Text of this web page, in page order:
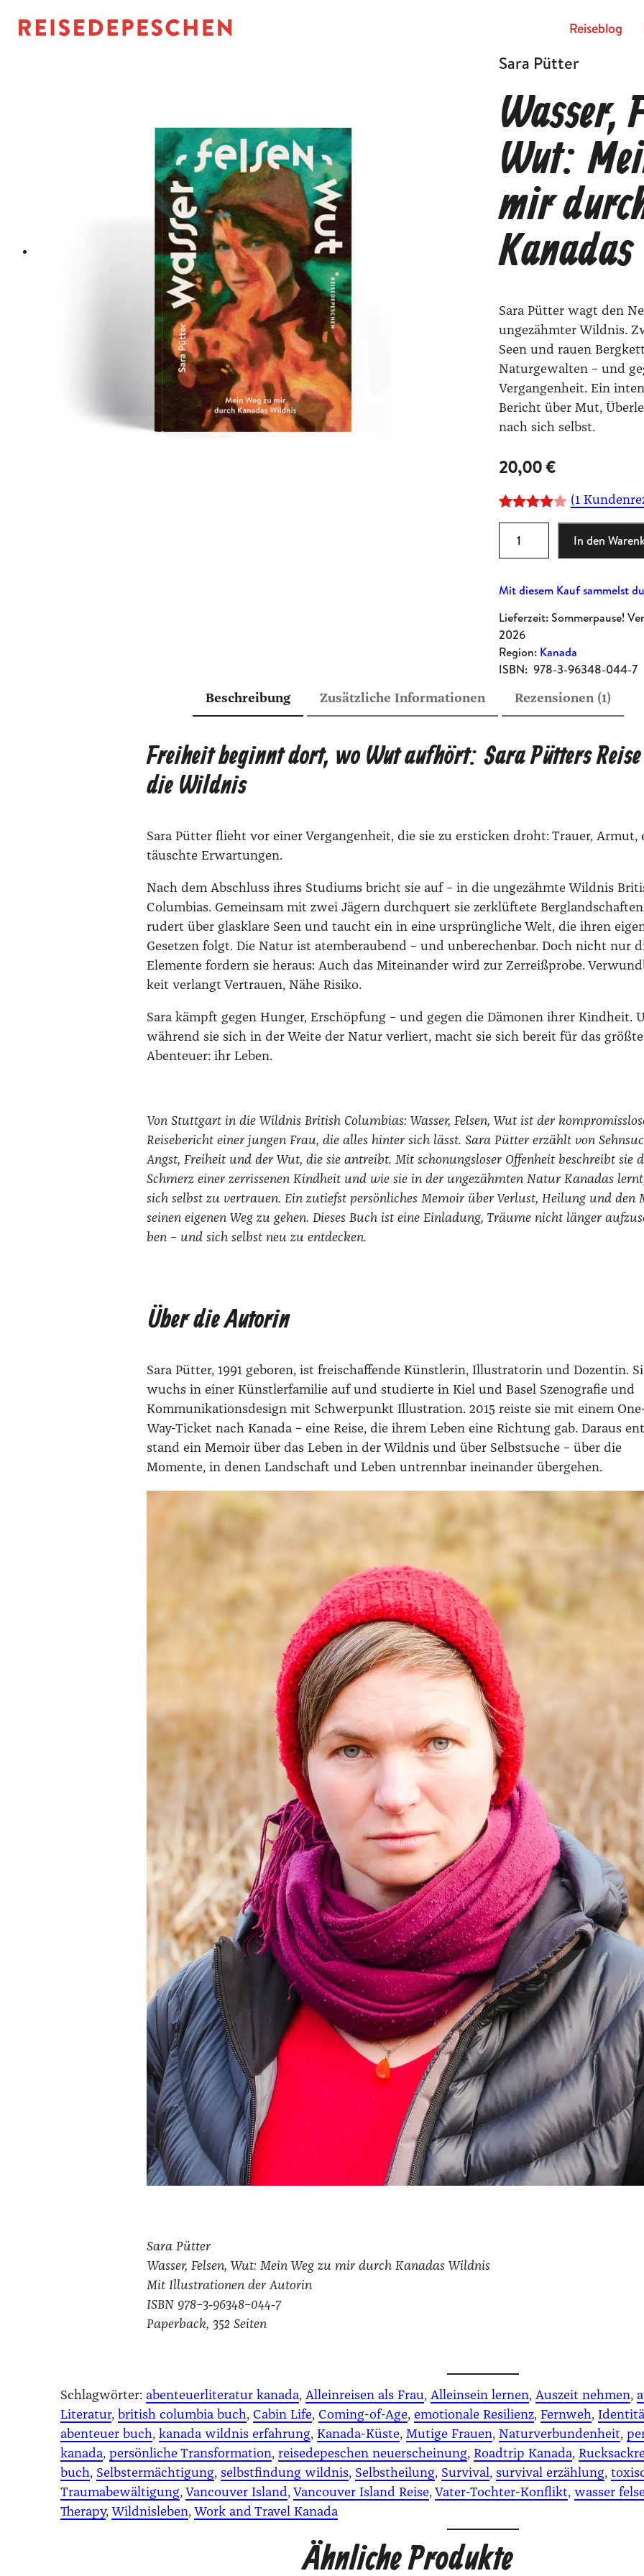
Rei­se­blog
Sara Pütter
Wasser,
Wut:
mir
Sara Pütter wagt den
ungezähmter Wildnis.
Seen und rauen
Naturgewalten – und
Vergangenheit. Ein
Bericht über Mut,
nach sich selbst.
20,00€
Bewertet
mit
von 5,
1
Kundenbe
wertung
(1
s
r
,
F
n
t
e
i
W
z
u
d
u
h
K
i
l
d
n
i
s
In den
Mit diesem Kauf sammelst
Lieferzeit: Sommerpause!
2026
Region: Kanada
ISBN: 978-3-96348-044-7
Beschreibung Zusätzliche Informationen Rezensionen (1)
Freiheit beginnt dort, wo Wut aufhört: Sara Pütters
die Wildnis
Sara Püt­ter flieht vor einer Ver­gan­gen­heit, die sie zu ersti­cken droht: Trau­er,
täusch­te Erwar­tun­gen.
Nach dem Abschluss ihres Stu­di­ums bricht sie auf – in die unge­zähm­te Wild­nis
Colum­bi­as. Gemein­sam mit zwei Jägern durch­quert sie zer­klüf­te­te
rudert über glas­kla­re Seen und taucht ein in eine ursprüng­li­che Welt, die ihren
Geset­zen folgt. Die Natur ist atem­be­rau­bend – und unbe­re­chen­bar. Doch nicht nur
Ele­men­te for­dern sie her­aus: Auch das Mit­ein­an­der wird zur Zer­reiß­pro­be.
keit ver­langt Ver­trau­en, Nähe Risi­ko.
Sara kämpft gegen Hun­ger, Erschöp­fung – und gegen die Dämo­nen ihrer Kind­heit.
wäh­rend sie sich in der Wei­te der Natur ver­liert, macht sie sich bereit für das größ­te
Aben­teu­er: ihr Leben.
Von Stutt­gart in die Wild­nis Bri­tish Colum­bi­as: Was­ser, Fel­sen, Wut ist der
Rei­se­be­richt einer jun­gen Frau, die alles hin­ter sich lässt. Sara Püt­ter erzählt von
Angst, Frei­heit und der Wut, die sie antreibt. Mit scho­nungs­lo­ser Offen­heit beschreibt sie
Schmerz einer zer­ris­se­nen Kind­heit und wie sie in der unge­zähm­ten Natur Kana­das
sich selbst zu ver­trau­en. Ein zutiefst per­sön­li­ches Memoir über Ver­lust, Hei­lung und den
sei­nen eige­nen Weg zu gehen. Die­ses Buch ist eine Ein­la­dung, Träu­me nicht län­ger
ben – und sich selbst neu zu ent­de­cken.
Über die Autorin
Sara Püt­ter, 1991 gebo­ren, ist frei­schaf­fen­de Künst­le­rin, Illus­tra­to­rin und Dozen­tin.
wuchs in einer Künst­ler­fa­mi­lie auf und stu­dier­te in Kiel und Basel Szen­o­gra­fie und
Kom­mu­ni­ka­ti­ons­de­sign mit Schwer­punkt Illus­tra­ti­on. 2015 reis­te sie mit einem
Way-Ticket nach Kana­da – eine Rei­se, die ihrem Leben eine Rich­tung gab. Dar­aus
stand ein Memoir über das Leben in der Wild­nis und über Selbst­su­che – über die
Momen­te, in denen Land­schaft und Leben untrenn­bar inein­an­der über­ge­hen.
Sara Püt­ter
Was­ser, Fel­sen, Wut: Mein Weg zu mir durch Kana­das Wild­nis
Mit Illus­tra­tio­nen der Autorin
ISBN 978–3‑96348–044‑7
Paper­back, 352 Sei­ten
Schlagwörter: abenteuerliteratur kanada, Alleinreisen als Frau, Alleinsein lernen, Auszeit nehmen,
Literatur, british columbia buch, Cabin Life, Coming-of-Age, emotionale Resilienz, Fernweh,
abenteuer buch, kanada wildnis erfahrung, Kanada-Küste, Mutige Frauen, Naturverbundenheit,
kanada, persönliche Transformation, reisedepeschen neuerscheinung, Roadtrip Kanada,
buch, Selbstermächtigung, selbstfindung wildnis, Selbstheilung, Survival , survival erzählung,
Traumabewältigung, Vancouver Island, Vancouver Island Reise, Vater-Tochter-Konflikt, wasser
Therapy, Wildnisleben, Work and Travel Kanada
Ähnliche Produkte